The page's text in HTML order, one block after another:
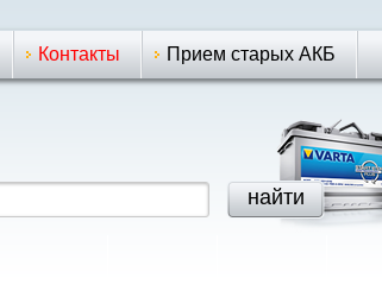
Контакты Прием старых АКБ